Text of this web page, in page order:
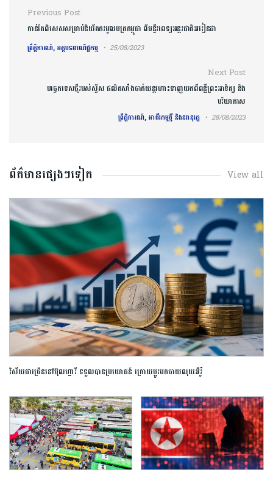
Post navigation
Previous Post
កាន់តែពិសេសសម្រាប់និយ័តករមូលបត្រកម្ពុជា ពីមន្ទីរពេទ្យអន្តរជាតិអរៀនដា
ព្រឹត្តិការណ៍, អត្ថបទពាណិជ្ជកម្ម 25/08/2023
Next Post
បច្ចេកទេសថ្មីរបស់ស្វីស ផលិតសាំងចាក់យន្តហោះទាញយកពីពន្លឺព្រះអាទិត្យ និង
បរិយាកាស
ព្រឹត្តិការណ៍, អាជីវកម្មថ្មី និងនវានុវត្ត 28/08/2023
ព័ត៌មានផ្សេងៗទៀត View all
វិស័យជាច្រើននៅប៊ុលហ្គារី ទទួលបានប្រយោជន៍ ក្រោយប្តូរមកចាយលុយអឺរ៉ូ